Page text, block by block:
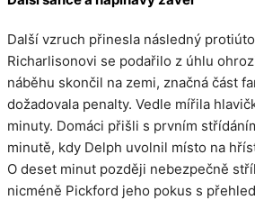
Další vzruch přinesla následný
Richarlisonovi se podařilo z úhlu
náběhu skončil na zemi, značná část
dožadovala penalty. Vedle mířila
minuty. Domáci přišli s prvním
minutě, kdy Delph uvolnil místo na
O deset minut později nebezpečně
nicméně Pickford jeho pokus s